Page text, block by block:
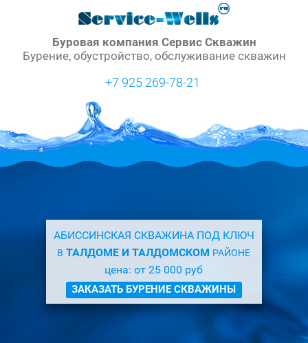
Буровая компания Сервис Скважин
Бурение, обустройство, обслуживание скважин
+7 925 269-78-21
АБИССИНСКАЯ СКВАЖИНА ПОД КЛЮЧ
В ТАЛДОМЕ И ТАЛДОМСКОМ РАЙОНЕ
цена: от 25 000 руб
ЗАКАЗАТЬ БУРЕНИЕ СКВАЖИНЫ